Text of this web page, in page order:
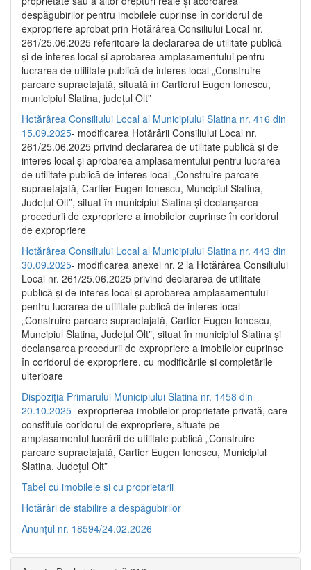
despăgubirilor pentru imobilele cuprinse în coridorul de
expropriere aprobat prin Hotărârea Consiliului Local nr.
261/25.06.2025 referitoare la declararea de utilitate publică
și de interes local și aprobarea amplasamentului pentru
lucrarea de utilitate publică de interes local „Construire
parcare supraetajată, situată în Cartierul Eugen Ionescu,
municipiul Slatina, județul Olt”
Hotărârea Consiliului Local al Municipiului Slatina nr. 416 din
15.09.2025- modificarea Hotărârii Consiliului Local nr.
261/25.06.2025 privind declararea de utilitate publică și de
interes local și aprobarea amplasamentului pentru lucrarea
de utilitate publică de interes local „Construire parcare
supraetajată, Cartier Eugen Ionescu, Muncipiul Slatina,
Județul Olt”, situat în municipiul Slatina și declanșarea
procedurii de expropriere a imobilelor cuprinse în coridorul
de expropriere
Hotărârea Consiliului Local al Municipiului Slatina nr. 443 din
30.09.2025- modificarea anexei nr. 2 la Hotărârea Consiliului
Local nr. 261/25.06.2025 privind declararea de utilitate
publică şi de interes local şi aprobarea amplasamentului
pentru lucrarea de utilitate publică de interes local
„Construire parcare supraetajată, Cartier Eugen Ionescu,
Muncipiul Slatina, Judeţul Olt”, situat în municipiul Slatina şi
declanşarea procedurii de expropriere a imobilelor cuprinse
în coridorul de expropriere, cu modificările şi completările
ulterioare
Dispoziția Primarului Municipiului Slatina nr. 1458 din
20.10.2025- exproprierea imobilelor proprietate privată, care
constituie coridorul de expropriere, situate pe
amplasamentul lucrării de utilitate publică „Construire
parcare supraetajată, Cartier Eugen Ionescu, Municipiul
Slatina, Județul Olt”
Tabel cu imobilele și cu proprietarii
Hotărâri de stabilire a despăgubirilor
Anunțul nr. 18594/24.02.2026